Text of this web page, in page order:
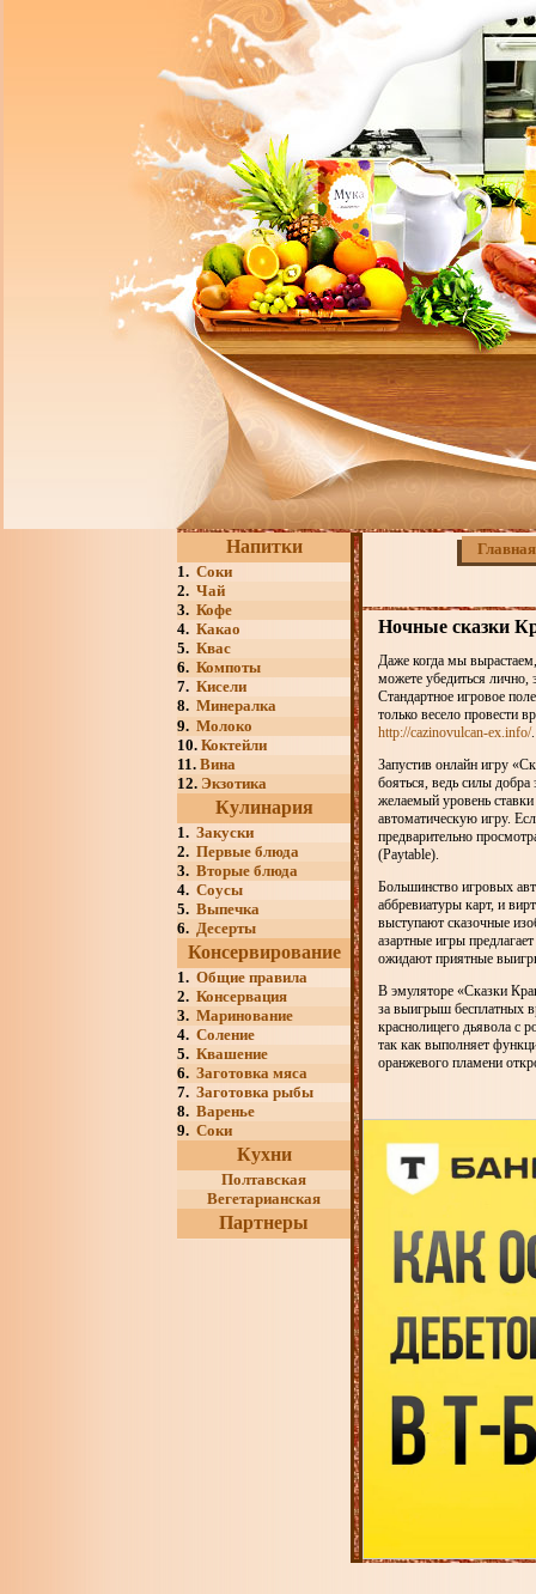
Напитки
1. Соки
2. Чай
3. Кофе
4. Какао
5. Квас
6. Компоты
7. Кисели
8. Минералка
9. Молоко
10. Коктейли
11. Вина
12. Экзотика
Кулинария
1. Закуски
2. Первые блюда
3. Вторые блюда
4. Соусы
5. Выпечка
6. Десерты
Консервирование
1. Общие правила
2. Консервация
3. Маринование
4. Соление
5. Квашение
6. Заготовка мяса
7. Заготовка рыбы
8. Варенье
9. Соки
Кухни
Полтавская
Вегетарианская
Партнеры
Главная
Ночные сказки
Даже когда мы
можете убедиться лично,
Стандартное игровое
только весело провести
http://cazinovulcan-ex.info/.
Запустив онлайн игру
бояться, ведь силы
желаемый уровень
автоматическую игру.
предварительно
(Paytable).
Большинство игровых
аббревиатуры карт, и
выступают сказочные
азартные игры
ожидают приятные
В эмуляторе «Сказки
за выигрыш бесплатных
краснолицего дьявола с
так как выполняет
оранжевого пламени